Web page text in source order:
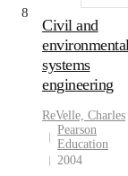
8
Civil and
systems
engineering
ReVelle, Charles
Pearson
Education
2004